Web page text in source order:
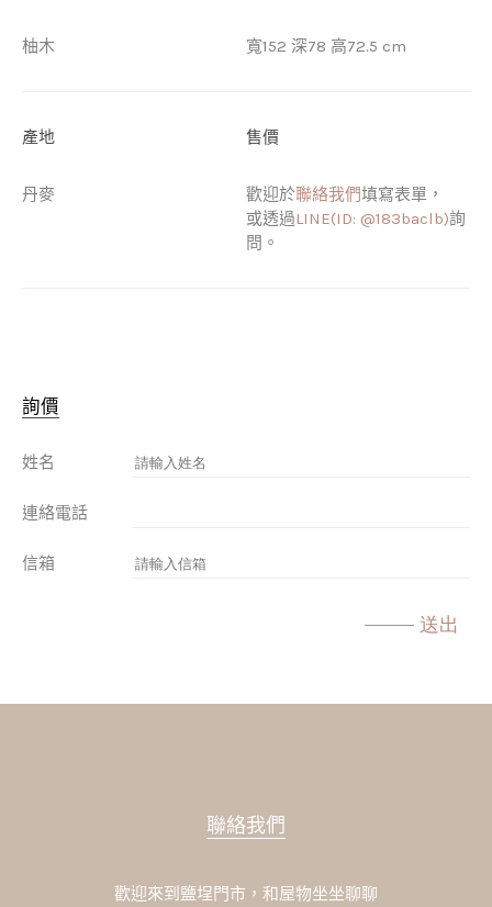
柚木 寬152 深78 高72.5 cm
產地
丹麥
售價
歡迎於聯絡我們填寫表單，
或透過LINE(ID: @183baclb)詢
問。
詢價
姓名
連絡電話
信箱
送出
聯絡我們
歡迎來到鹽埕門市，和屋物坐坐聊聊